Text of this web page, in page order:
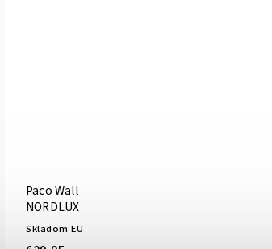
Paco Wall
NORDLUX
Skladom EU